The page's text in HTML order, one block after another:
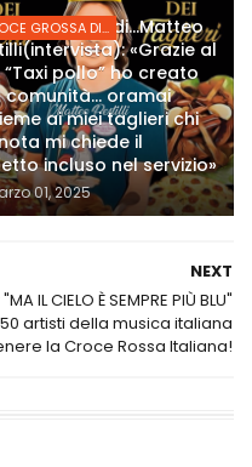
GROSSA DI...
Grossa di…Matteo
«Grazie al
pollo” ho creato
comunità… oramai
ai miei taglieri chi
mi chiede il
incluso nel servizio»
01, 2025
NEXT
IL CIELO È SEMPRE PIÙ BLU"
artisti della musica italiana
la Croce Rossa Italiana!